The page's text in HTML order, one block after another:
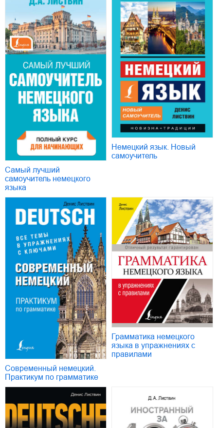
Самый лучший
самоучитель немецкого
языка
Немецкий язык. Новый
самоучитель
Современный немецкий.
Практикум по грамматике
Грамматика немецкого
языка в упражнениях с
правилами